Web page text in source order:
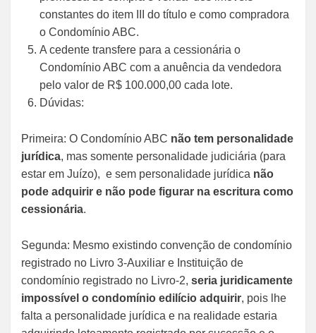
constantes do item III do título e como compradora
o Condomínio ABC.
A cedente transfere para a cessionária o
Condomínio ABC com a anuência da vendedora
pelo valor de R$ 100.000,00 cada lote.
Dúvidas:
Primeira: O Condomínio ABC não tem personalidade
jurídica, mas somente personalidade judiciária (para
estar em Juízo), e sem personalidade jurídica não
pode adquirir e não pode figurar na escritura como
cessionária.
Segunda: Mesmo existindo convenção de condomínio
registrado no Livro 3-Auxiliar e Instituição de
condomínio registrado no Livro-2, seria juridicamente
impossível o condomínio edilício adquirir, pois lhe
falta a personalidade jurídica e na realidade estaria